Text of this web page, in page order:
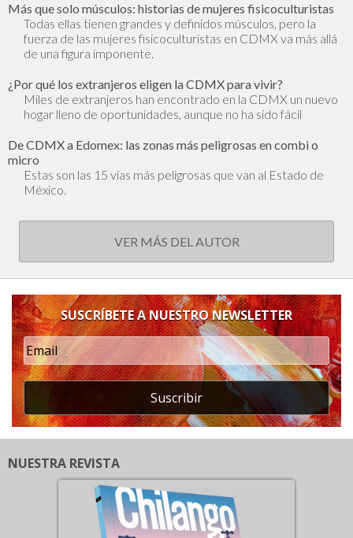
Más que solo músculos: historias de mujeres fisicoculturistas
Todas ellas tienen grandes y definidos músculos, pero la
fuerza de las mujeres fisicoculturistas en CDMX va más allá
de una figura imponente.
¿Por qué los extranjeros eligen la CDMX para vivir?
Miles de extranjeros han encontrado en la CDMX un nuevo
hogar lleno de oportunidades, aunque no ha sido fácil
De CDMX a Edomex: las zonas más peligrosas en combi o
micro
Estas son las 15 vías más peligrosas que van al Estado de
México.
VER MÁS DEL AUTOR
SUSCRÍBETE A NUESTRO NEWSLETTER
Suscribir
NUESTRA REVISTA